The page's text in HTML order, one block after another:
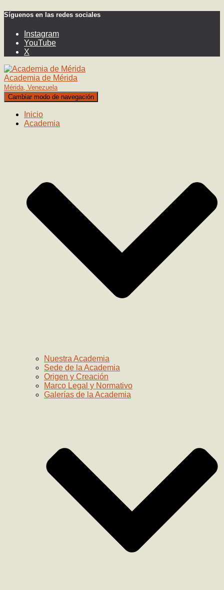
Síguenos en las redes sociales
Instagram
YouTube
X
Academia de Mérida
Mérida, Venezuela
Cambiar modo de navegación
Inicio
Academia
Nuestra Academia
Sede de la Academia
Origen y Creación
Marco Legal y Normativo
Galerías de la Academia